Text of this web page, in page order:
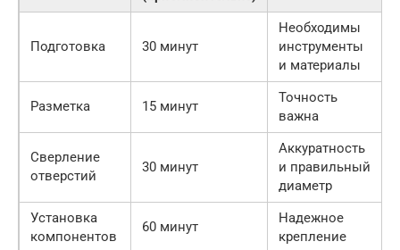
Подготовка 30 минут
Необходимы
инструменты
и материалы
Разметка 15 минут
Точность
важна
Сверление
отверстий
30 минут
Аккуратность
и правильный
диаметр
Установка
компонентов
60 минут
Надежное
крепление